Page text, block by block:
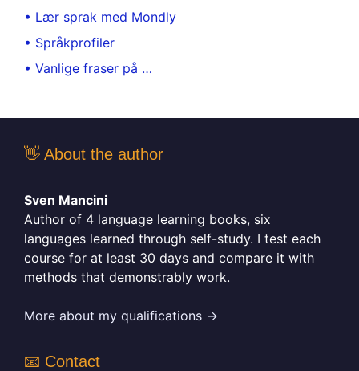
• Lær sprak med Mondly
• Språkprofiler
• Vanlige fraser på …
👋 About the author
Sven Mancini
Author of 4 language learning books, six
languages learned through self-study. I test each
course for at least 30 days and compare it with
methods that demonstrably work.
More about my qualifications →
📧 Contact